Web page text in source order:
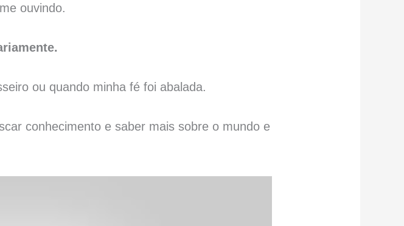
ouvindo.
ou quando minha fé foi abalada.
conhecimento e saber mais sobre o mundo e